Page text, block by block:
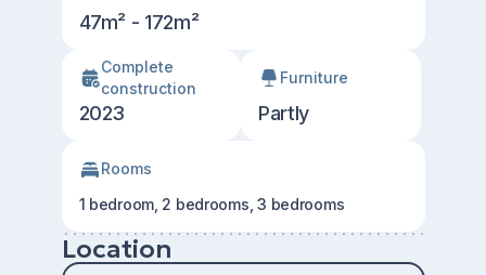
47m² - 172m²
Сomplete
construction
2023
Furniture
Partly
Rooms
1 bedroom, 2 bedrooms, 3 bedrooms
Location